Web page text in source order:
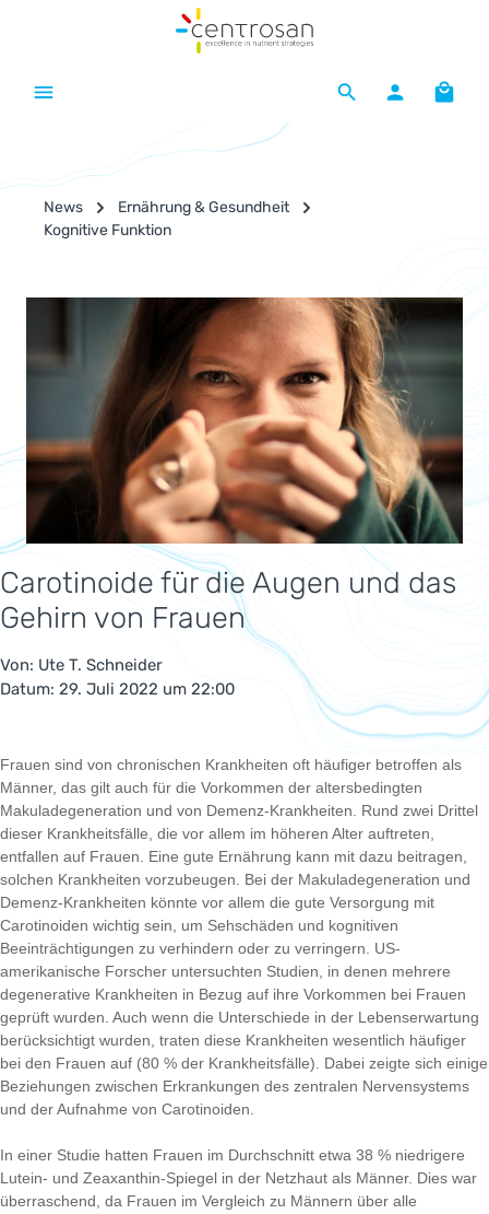
Zum Hauptinhalt springen
News
Ernährung & Gesundheit
Kognitive Funktion
Bildergalerie überspringen
Carotinoide für die Augen und das
Gehirn von Frauen
Von: Ute T. Schneider
Datum: 29. Juli 2022 um 22:00
Frauen sind von chronischen Krankheiten oft häufiger betroffen als
Männer, das gilt auch für die Vorkommen der altersbedingten
Makuladegeneration und von Demenz-Krankheiten. Rund zwei Drittel
dieser Krankheitsfälle, die vor allem im höheren Alter auftreten,
entfallen auf Frauen. Eine gute Ernährung kann mit dazu beitragen,
solchen Krankheiten vorzubeugen. Bei der Makuladegeneration und
Demenz-Krankheiten könnte vor allem die gute Versorgung mit
Carotinoiden wichtig sein, um Sehschäden und kognitiven
Beeinträchtigungen zu verhindern oder zu verringern. US-
amerikanische Forscher untersuchten Studien, in denen mehrere
degenerative Krankheiten in Bezug auf ihre Vorkommen bei Frauen
geprüft wurden. Auch wenn die Unterschiede in der Lebenserwartung
berücksichtigt wurden, traten diese Krankheiten wesentlich häufiger
bei den Frauen auf (80 % der Krankheitsfälle). Dabei zeigte sich einige
Beziehungen zwischen Erkrankungen des zentralen Nervensystems
und der Aufnahme von Carotinoiden.
In einer Studie hatten Frauen im Durchschnitt etwa 38 % niedrigere
Lutein- und Zeaxanthin-Spiegel in der Netzhaut als Männer. Dies war
überraschend, da Frauen im Vergleich zu Männern über alle